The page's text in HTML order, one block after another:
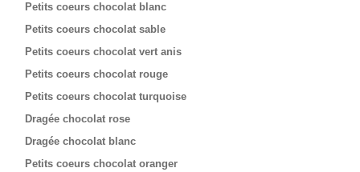
Petits coeurs chocolat blanc
Petits coeurs chocolat sable
Petits coeurs chocolat vert anis
Petits coeurs chocolat rouge
Petits coeurs chocolat turquoise
Dragée chocolat rose
Dragée chocolat blanc
Petits coeurs chocolat oranger